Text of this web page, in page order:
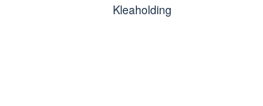
Kleaholding